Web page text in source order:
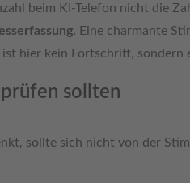
beim KI-Telefon nicht die
Eine charmante
hier kein Fortschritt, sondern
sollten
sollte sich nicht von der